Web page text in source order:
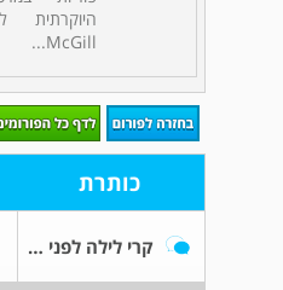
היוקרתית
McGill...
כותרת
קרי לילה לפני IVF